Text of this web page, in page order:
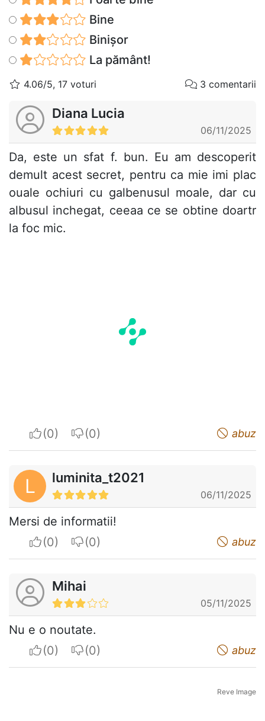
Bine
Binișor
La pământ!
4.06/5, 17 voturi 3 comentarii
Diana Lucia
06/11/2025
Da, este un sfat f. bun. Eu am descoperit
demult acest secret, pentru ca mie imi plac
ouale ochiuri cu galbenusul moale, dar cu
albusul inchegat, ceeaa ce se obtine doartr
la foc mic.
I apreciateI do not appreciate abuz
L luminita_t2021
06/11/2025
Mersi de informatii!
I apreciateI do not appreciate abuz
Mihai
05/11/2025
Nu e o noutate.
I apreciateI do not appreciate abuz
Reve Image